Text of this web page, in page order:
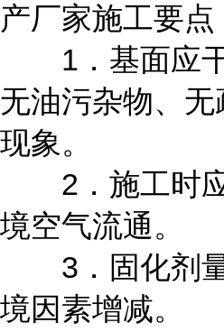
产厂家施工要点
1．基面应干
无油污杂物、
现象。
2．施工时应
境空气流通。
3．固化剂量
境因素增减。